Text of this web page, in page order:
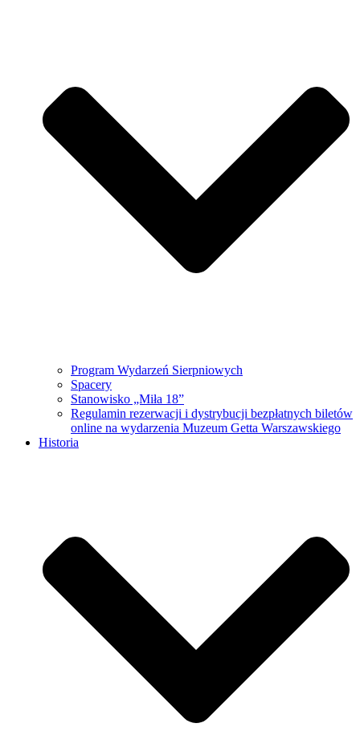
Program Wydarzeń Sierpniowych
Spacery
Stanowisko „Miła 18”
Regulamin rezerwacji i dystrybucji bezpłatnych biletów
online na wydarzenia Muzeum Getta Warszawskiego
Historia